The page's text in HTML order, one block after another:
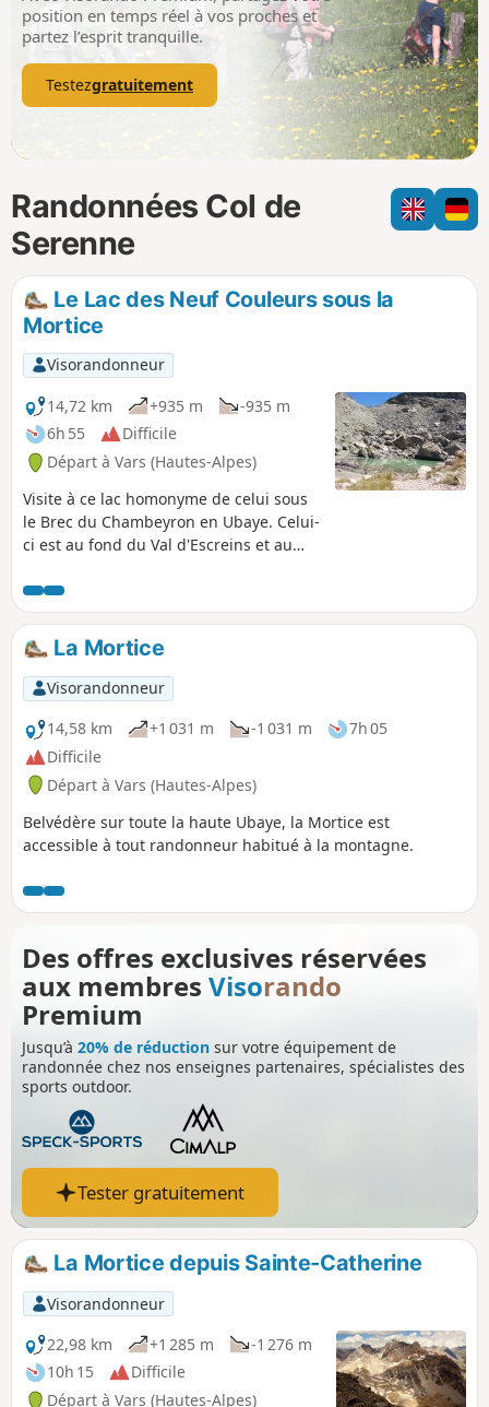
p
position en temps réel à vos proches et
partez l’esprit tranquille.
Testezgratuitement
Randonnées Col de
Serenne
Le Lac des Neuf Couleurs sous la
Mortice
Visorandonneur
14,72 km
+935 m
-935 m
6h 55
Difficile
Départ à Vars (Hautes-Alpes)
Visite à ce lac homonyme de celui sous
le Brec du Chambeyron en Ubaye. Celui-
ci est au fond du Val d'Escreins et au
La Mortice
Visorandonneur
14,58 km
+1 031 m -1 031 m
7h 05
Difficile
Départ à Vars (Hautes-Alpes)
Belvédère sur toute la haute Ubaye, la Mortice est
accessible à tout randonneur habitué à la montagne.
Des offres exclusives réservées
aux membres Visorando
Premium
Jusqu’à 20% de réduction sur votre équipement de
randonnée chez nos enseignes partenaires, spécialistes des
sports outdoor.
Tester gratuitement
La Mortice depuis Sainte-Catherine
Visorandonneur
22,98 km
+1 285 m
-1 276 m
10h 15
Difficile
Départ à Vars (Hautes-Alpes)